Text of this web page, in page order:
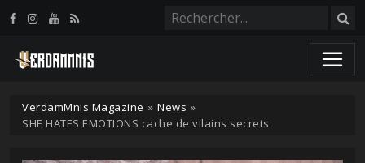
VerdamMnis Magazine » News »
SHE HATES EMOTIONS cache de vilains secrets
Panneau de gestion des cookies